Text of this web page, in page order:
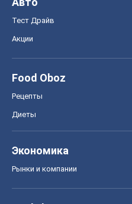
Тест Драйв
Акции
Food Oboz
Рецепты
Диеты
Экономика
Рынки и компании